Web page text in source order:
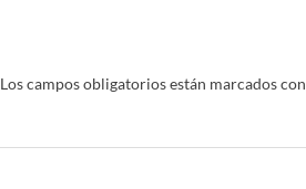
Los campos obligatorios están marcados con